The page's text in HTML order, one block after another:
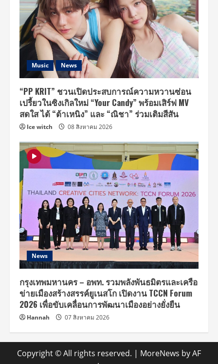
Music News
“PP KRIT” ชวนเปิดประสบการณ์ความหวานซ่อน
เปรี้ยวในซิงเกิลใหม่ “Your Candy” พร้อมเสิร์ฟ MV
สดใส ได้ “ต้าเหนิง” และ “ณิชา” ร่วมเติมสีสัน
Ice witch 08 สิงหาคม 2026
News
กรุงเทพมหานคร – อพท. รวมพลังพันธมิตรและเครือ
ข่ายเมืองสร้างสรรค์ยูเนสโก เปิดงาน TCCN Forum
2026 เพื่อขับเคลื่อนการพัฒนาเมืองอย่างยั่งยืน
Hannah 07 สิงหาคม 2026
Copyright © All rights reserved. | MoreNews by AF